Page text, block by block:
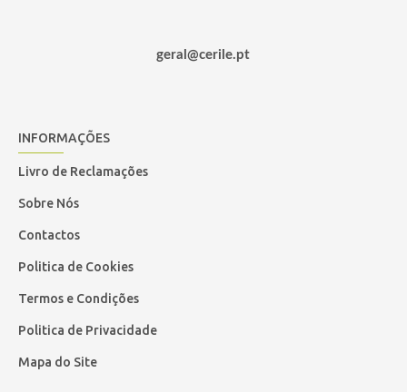
geral@cerile.pt
INFORMAÇÕES
Livro de Reclamações
Sobre Nós
Contactos
Politica de Cookies
Termos e Condições
Politica de Privacidade
Mapa do Site